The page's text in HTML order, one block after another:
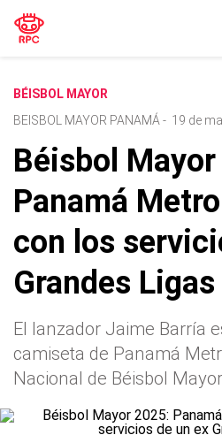
BÉISBOL MAYOR
BEISBOL MAYOR PANAMÁ - 19 de
Béisbol
Panamá
con los
Grandes Ligas
El lanzador Jaime Barría
camiseta de Panamá
Nacional de Béisbol